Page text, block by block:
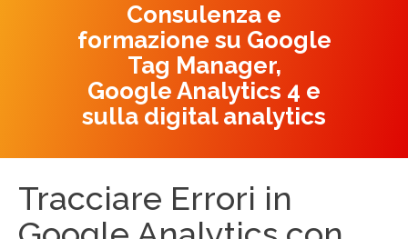
Consulenza e
formazione su Google
Tag Manager,
Google Analytics 4 e
sulla digital analytics
Tracciare Errori in